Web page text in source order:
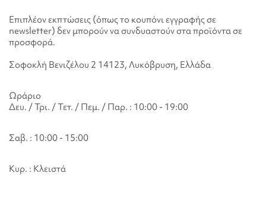
Επιπλέον εκπτώσεις (όπως το κουπόνι εγγραφής σε
newsletter) δεν μπορούν να συνδυαστούν στα προϊόντα σε
προσφορά.
Σοφοκλή Βενιζέλου 2 14123, Λυκόβρυση, Ελλάδα
Ωράριο
Δευ. / Τρι. / Τετ. / Πεμ. / Παρ. : 10:00 - 19:00
Σαβ. : 10:00 - 15:00
Κυρ. : Κλειστά